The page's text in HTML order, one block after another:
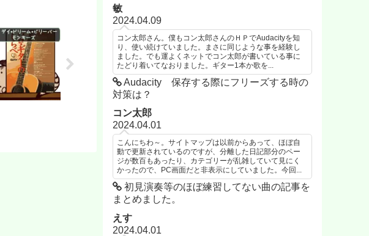
敏
2024.04.09
コン太郎さん。僕もコン太郎さんのＨＰでAudacityを知
り、使い続けていました。まさに同じような事を経験し
ました。でも運よくネットでコン太郎が書いている事に
たどり着いてなおりました。ギター1本か歌を...
Audacity 保存する際にフリーズする時の
対策は？
コン太郎
2024.04.01
こんにちわ～。サイトマップは以前からあって、ほぼ自
動で更新されているのですが、分離した日記部分のペー
ジが数百もあったり、カテゴリーが乱雑していて見にく
かったので、PC画面だと非表示にしていました。今回...
初見演奏等のほぼ練習してない曲の記事を
まとめました。
えす
2024.04.01